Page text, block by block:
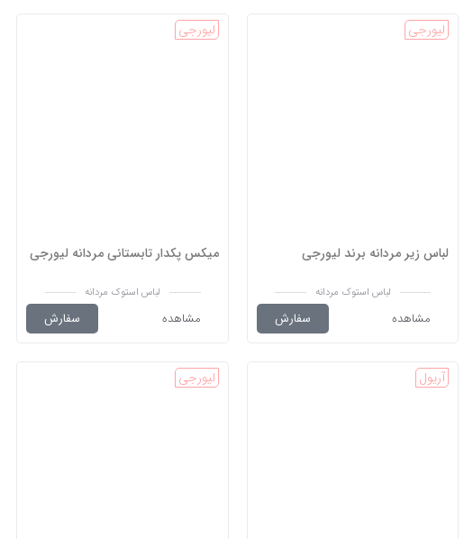
لیورجی
لباس زیر مردانه برند لیورجی
لباس استوک مردانه
مشاهده سفارش
لیورجی
میکس پکدار تابستانی مردانه لیورجی
لباس استوک مردانه
مشاهده سفارش
آریول لیورجی